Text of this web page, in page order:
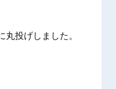
投げしました。